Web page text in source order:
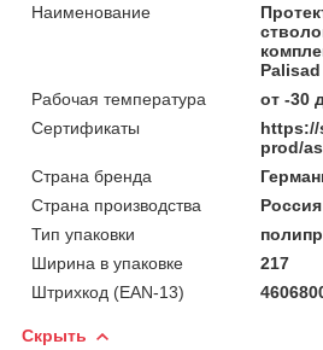
Наименование
Palisad
Рабочая температура
от -30
Сертификаты
https://
prod/
Страна бренда
Страна производства
Россия
Тип упаковки
Ширина в упаковке
217
Штрихкод (EAN-13)
Скрыть